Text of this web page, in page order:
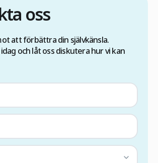
oss
att förbättra din självkänsla.
och låt oss diskutera hur vi kan